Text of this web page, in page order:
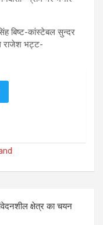
बिष्ट-कांस्टेबल सुन्दर
राजेश भट्ट-
क्षेत्र का चयन